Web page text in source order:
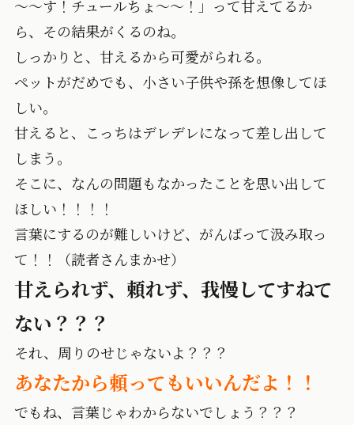
～～す！チュールちょ～～！」って甘えてるか
ら、その結果がくるのね。
しっかりと、甘えるから可愛がられる。
ペットがだめでも、小さい子供や孫を想像してほ
しい。
甘えると、こっちはデレデレになって差し出して
しまう。
そこに、なんの問題もなかったことを思い出して
ほしい！！！！
言葉にするのが難しいけど、がんばって汲み取っ
て！！（読者さんまかせ）
甘えられず、頼れず、我慢してすねて
ない？？？
それ、周りのせじゃないよ？？？
あなたから頼ってもいいんだよ！！
でもね、言葉じゃわからないでしょう？？？